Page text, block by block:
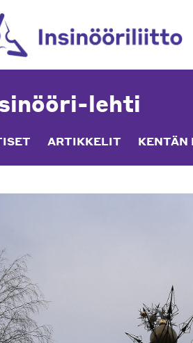
lehti
ARTIKKELIT KENTÄN